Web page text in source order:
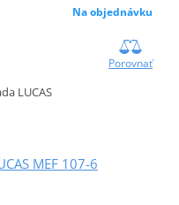
Na objednávku
Porovnať
LUCAS
MEF 107-6